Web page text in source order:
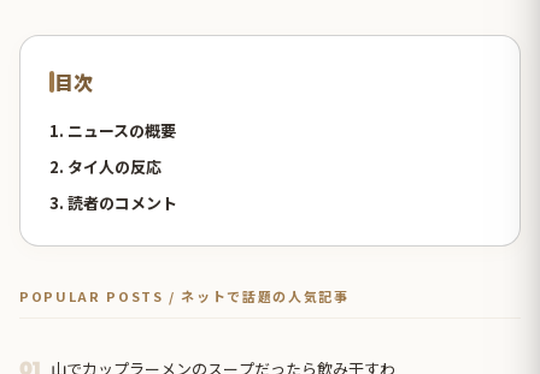
目次
1. ニュースの概要
2. タイ人の反応
3. 読者のコメント
POPULAR POSTS / ネットで話題の人気記事
01 山でカップラーメンのスープだったら飲み干すわ